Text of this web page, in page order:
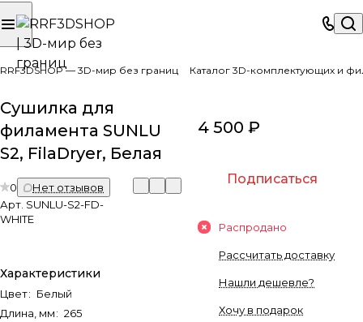
RRF3DSHOP — 3D-мир без границ Каталог 3D-комплектующих и
Сушилка для
филамента SUNLU
S2, FilaDryer, Белая
0
Нет отзывов
Арт. SUNLU-S2-FD-
WHITE
Характеристики
Цвет: Белый
Длина, мм: 265
4 500 ₽
Подписаться
Распродано
Рассчитать доставку
Нашли дешевле?
Хочу в подарок